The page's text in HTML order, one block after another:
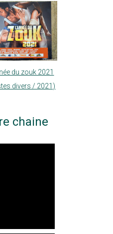
du zouk 2021
divers / 2021)
chaine